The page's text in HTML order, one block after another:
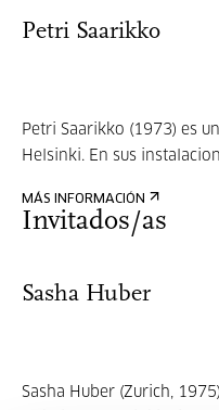
Petri Saarikko
Petri Saarikko (1973) es
Helsinki. En sus
MÁS INFORMACIÓN
Invitados/as
Sasha Huber
Sasha Huber (Zurich,